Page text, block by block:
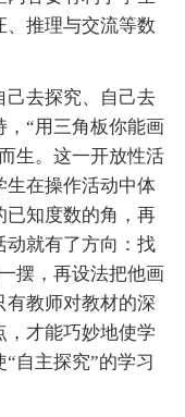
、推理与交流等数
己去探究、自己去
“用三角板你能画
生。这一开放性活
生在操作活动中体
已知度数的角，再
动就有了方向：找
摆，再设法把他画
有教师对教材的深
，才能巧妙地使学
自主探究”的学习